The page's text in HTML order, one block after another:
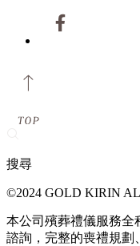
搜尋
©2024 GOLD KIRIN
本公司殯葬禮儀服務全
諮詢，完整的喪禮規劃